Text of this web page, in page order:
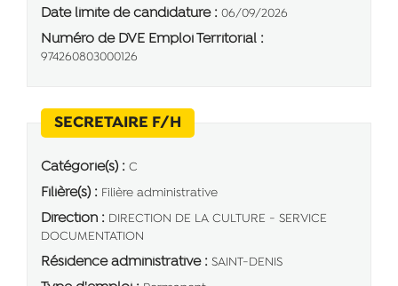
Date limite de candidature : 06/09/2026
Numéro de DVE Emploi Territorial :
974260803000126
SECRETAIRE F/H
Catégorie(s) : C
Filière(s) : Filière administrative
Direction : DIRECTION DE LA CULTURE - SERVICE
DOCUMENTATION
Résidence administrative : SAINT-DENIS